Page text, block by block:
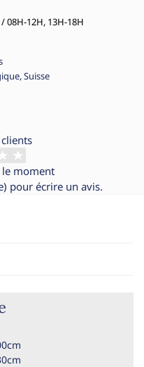
08H-12H, 13H-18H
Suisse
moment
pour écrire un avis.